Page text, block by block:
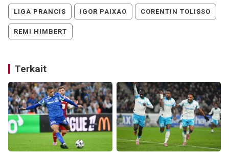
LIGA PRANCIS IGOR PAIXAO CORENTIN TOLISSO
REMI HIMBERT
Terkait